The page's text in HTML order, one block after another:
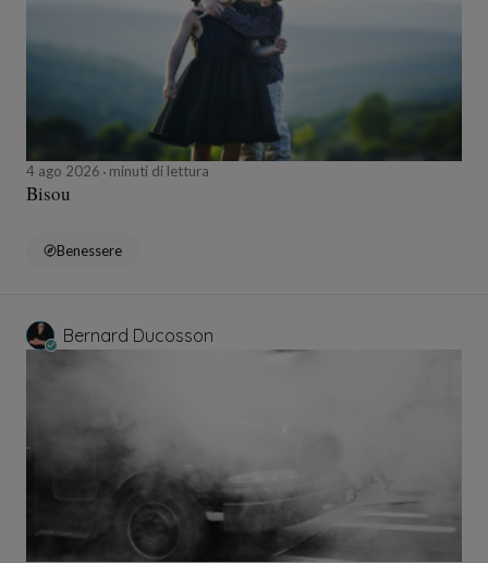
4 ago 2026 minuti di lettura
Bisou
Benessere
Bernard Ducosson